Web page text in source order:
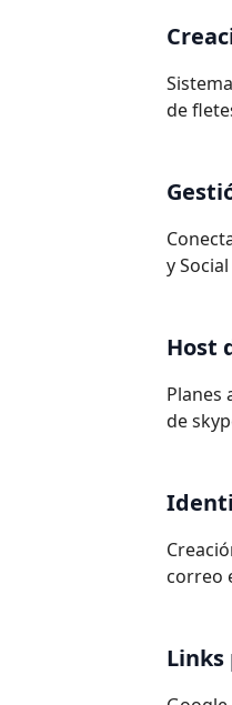
de
y
Host
Planes
de
correo